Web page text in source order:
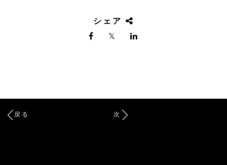
シェア
戻る 次